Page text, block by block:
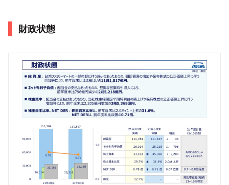
財政状態